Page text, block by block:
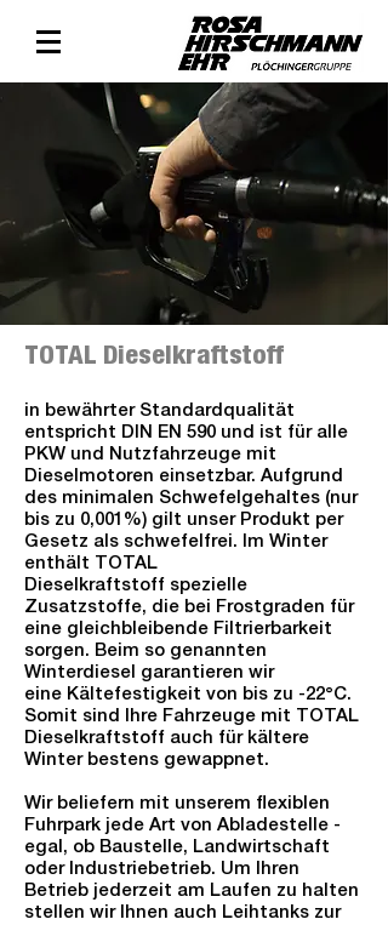
TOTAL Dieselkraftstoff
in bewährter Standardqualität
entspricht DIN EN 590 und ist für alle
PKW und Nutzfahrzeuge mit
Dieselmotoren einsetzbar. Aufgrund
des minimalen Schwefelgehaltes (nur
bis zu 0,001%) gilt unser Produkt per
Gesetz als schwefelfrei. Im Winter
enthält TOTAL
Dieselkraftstoff spezielle
Zusatzstoffe, die bei Frostgraden für
eine gleichbleibende Filtrierbarkeit
sorgen. Beim so genannten
Winterdiesel garantieren wir
eine Kältefestigkeit von bis zu -22°C.
Somit sind Ihre Fahrzeuge mit TOTAL
Dieselkraftstoff auch für kältere
Winter bestens gewappnet.
Wir beliefern mit unserem flexiblen
Fuhrpark jede Art von Abladestelle -
egal, ob Baustelle, Landwirtschaft
oder Industriebetrieb. Um Ihren
Betrieb jederzeit am Laufen zu halten
stellen wir Ihnen auch Leihtanks zur